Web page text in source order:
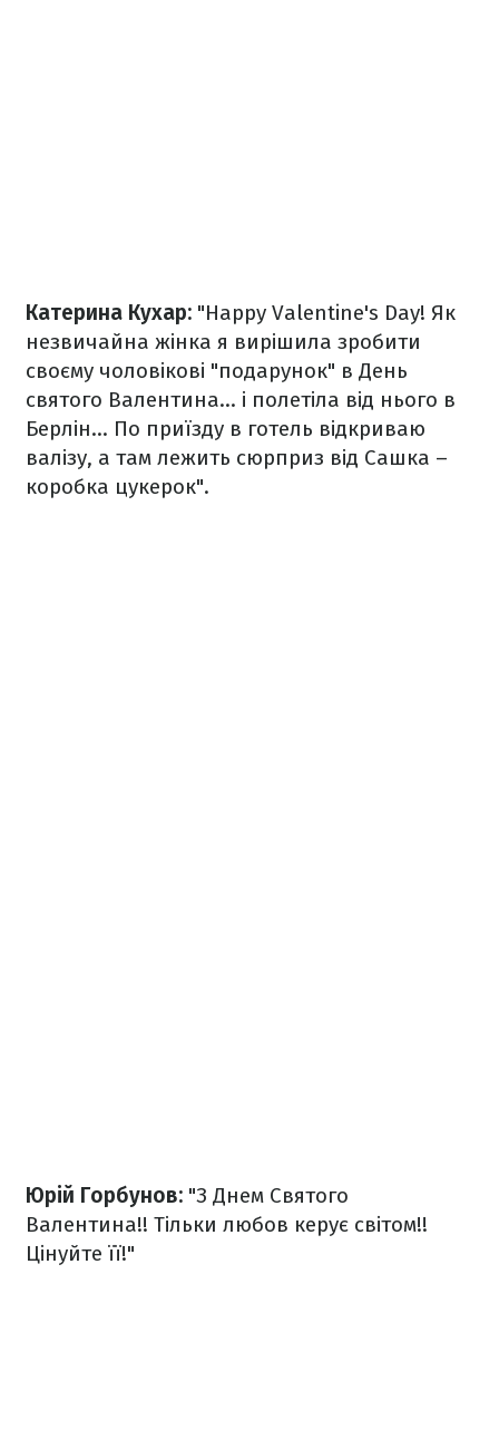
Катерина Кухар: "Happy Valentine's Day! Як
незвичайна жінка я вирішила зробити
своєму чоловікові "подарунок" в День
святого Валентина... і полетіла від нього в
Берлін... По приїзду в готель відкриваю
валізу, а там лежить сюрприз від Сашка –
коробка цукерок".
Юрій Горбунов: "З Днем Святого
Валентина!! Тільки любов керує світом!!
Цінуйте її!"